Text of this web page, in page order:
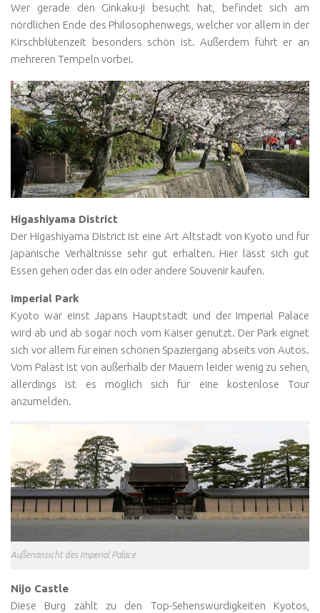
Wer gerade den Ginkaku-ji besucht hat, befindet sich am
nördlichen Ende des Philosophenwegs, welcher vor allem in der
Kirschblütenzeit besonders schön ist. Außerdem führt er an
mehreren Tempeln vorbei.
Higashiyama District
Der Higashiyama District ist eine Art Altstadt von Kyoto und für
japanische Verhältnisse sehr gut erhalten. Hier lässt sich gut
Essen gehen oder das ein oder andere Souvenir kaufen.
Imperial Park
Kyoto war einst Japans Hauptstadt und der Imperial Palace
wird ab und ab sogar noch vom Kaiser genutzt. Der Park eignet
sich vor allem für einen schönen Spaziergang abseits von Autos.
Vom Palast ist von außerhalb der Mauern leider wenig zu sehen,
allerdings ist es möglich sich für eine kostenlose Tour
anzumelden.
Außenansicht des Imperial Palace
Nijo Castle
Diese Burg zählt zu den Top-Sehenswürdigkeiten Kyotos,